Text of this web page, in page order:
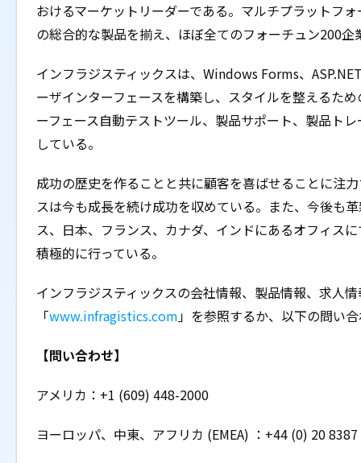
おけるマーケットリーダーである。マルチプラットフ
の総合的な製品を揃え、ほぼ全てのフォーチュン200
インフラジスティックスは、Windows Forms、
ーザインターフェースを構築し、スタイルを整えるた
ーフェース自動テストツール、製品サポート、製品ト
している。
成功の歴史を作ることと共に顧客を喜ばせることに注
スは今も成長を続け成功を収めている。また、今後も
ス、日本、フランス、カナダ、インドにあるオフィス
積極的に行っている。
インフラジスティックスの会社情報、製品情報、求人
「www.infragistics.com」を参照するか、以下の問い
【問い合わせ】
アメリカ：+1 (609) 448-2000
ヨーロッパ、中東、アフリカ (EMEA) ：+44 (0) 20